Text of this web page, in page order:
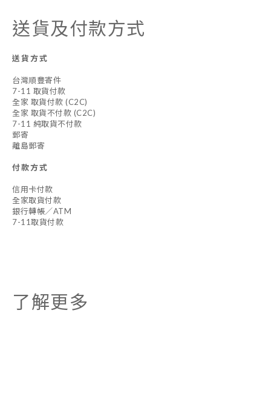
送貨及付款方式
送貨方式
台灣順豐寄件
7-11 取貨付款
全家 取貨付款 (C2C)
全家 取貨不付款 (C2C)
7-11 純取貨不付款
郵寄
離島郵寄
付款方式
信用卡付款
全家取貨付款
銀行轉帳／ATM
7-11取貨付款
了解更多